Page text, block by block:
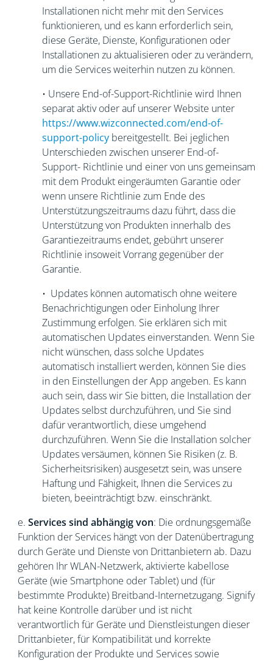
Installationen nicht mehr mit den Services
funktionieren, und es kann erforderlich sein,
diese Geräte, Dienste, Konfigurationen oder
Installationen zu aktualisieren oder zu verändern,
um die Services weiterhin nutzen zu können.
• Unsere End-of-Support-Richtlinie wird Ihnen
separat aktiv oder auf unserer Website unter
https://www.wizconnected.com/end-of-
support-policybereitgestellt. Bei jeglichen
Unterschieden zwischen unserer End-of-
Support- Richtlinie und einer von uns gemeinsam
mit dem Produkt eingeräumten Garantie oder
wenn unsere Richtlinie zum Ende des
Unterstützungszeitraums dazu führt, dass die
Unterstützung von Produkten innerhalb des
Garantiezeitraums endet, gebührt unserer
Richtlinie insoweit Vorrang gegenüber der
Garantie.
• Updates können automatisch ohne weitere
Benachrichtigungen oder Einholung Ihrer
Zustimmung erfolgen. Sie erklären sich mit
automatischen Updates einverstanden. Wenn Sie
nicht wünschen, dass solche Updates
automatisch installiert werden, können Sie dies
in den Einstellungen der App angeben. Es kann
auch sein, dass wir Sie bitten, die Installation der
Updates selbst durchzuführen, und Sie sind
dafür verantwortlich, diese umgehend
durchzuführen. Wenn Sie die Installation solcher
Updates versäumen, können Sie Risiken (z. B.
Sicherheitsrisiken) ausgesetzt sein, was unsere
Haftung und Fähigkeit, Ihnen die Services zu
bieten, beeinträchtigt bzw. einschränkt.
e. Services sind abhängig von: Die ordnungsgemäße
Funktion der Services hängt von der Datenübertragung
durch Geräte und Dienste von Drittanbietern ab. Dazu
gehören Ihr WLAN-Netzwerk, aktivierte kabellose
Geräte (wie Smartphone oder Tablet) und (für
bestimmte Produkte) Breitband-Internetzugang. Signify
hat keine Kontrolle darüber und ist nicht
verantwortlich für Geräte und Dienstleistungen dieser
Drittanbieter, für Kompatibilität und korrekte
Konfiguration der Produkte und Services sowie